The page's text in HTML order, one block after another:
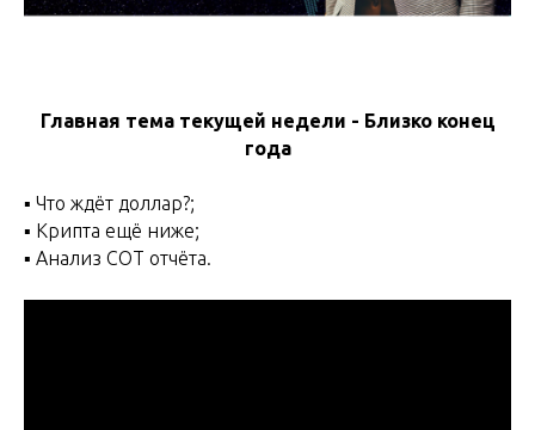
Главная тема текущей недели - Близко конец
года
▪️ Что ждёт доллар?;
▪️ Крипта ещё ниже;
▪️ Анализ СОТ отчёта.